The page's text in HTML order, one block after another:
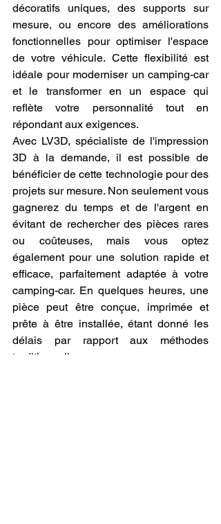
décoratifs uniques, des supports sur
mesure, ou encore des améliorations
fonctionnelles pour optimiser l'espace
de votre véhicule. Cette flexibilité est
idéale pour moderniser un camping-car
et le transformer en un espace qui
reflète votre personnalité tout en
répondant aux exigences.
Avec LV3D, spécialiste de l'impression
3D à la demande, il est possible de
bénéficier de cette technologie pour des
projets sur mesure. Non seulement vous
gagnerez du temps et de l'argent en
évitant de rechercher des pièces rares
ou coûteuses, mais vous optez
également pour une solution rapide et
efficace, parfaitement adaptée à votre
camping-car. En quelques heures, une
pièce peut être conçue, imprimée et
prête à être installée, étant donné les
délais par rapport aux méthodes
traditionnelles.